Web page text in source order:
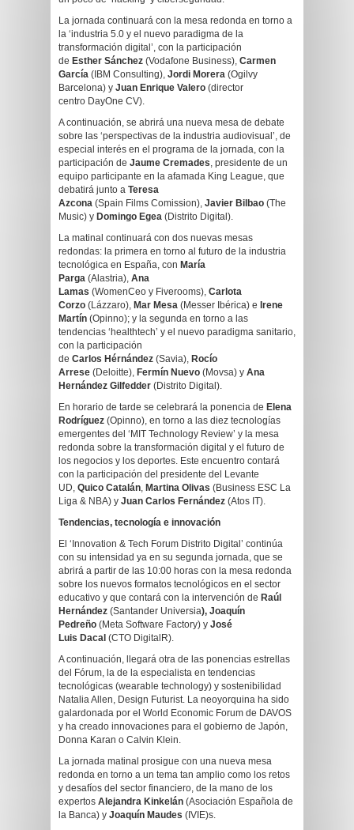
La jornada continuará con la mesa redonda en torno a
la ‘industria 5.0 y el nuevo paradigma de la
transformación digital’, con la participación
de Esther Sánchez (Vodafone Business), Carmen
García (IBM Consulting), Jordi Morera (Ogilvy
Barcelona) y Juan Enrique Valero (director
centro DayOne CV).
A continuación, se abrirá una nueva mesa de debate
sobre las ‘perspectivas de la industria audiovisual’, de
especial interés en el programa de la jornada, con la
participación de Jaume Cremades, presidente de un
equipo participante en la afamada King League, que
debatirá junto a Teresa
Azcona (Spain Films Comission), Javier Bilbao (The
Music) y Domingo Egea (Distrito Digital).
La matinal continuará con dos nuevas mesas
redondas: la primera en torno al futuro de la industria
tecnológica en España, con María
Parga (Alastria), Ana
Lamas (WomenCeo y Fiverooms), Carlota
Corzo (Lázzaro), Mar Mesa (Messer Ibérica) e Irene
Martín (Opinno); y la segunda en torno a las
tendencias ‘healthtech’ y el nuevo paradigma sanitario,
con la participación
de Carlos Hérnández (Savia), Rocío
Arrese (Deloitte), Fermín Nuevo (Movsa) y Ana
Hernández Gilfedder (Distrito Digital).
En horario de tarde se celebrará la ponencia de Elena
Rodríguez (Opinno), en torno a las diez tecnologías
emergentes del ‘MIT Technology Review’ y la mesa
redonda sobre la transformación digital y el futuro de
los negocios y los deportes. Este encuentro contará
con la participación del presidente del Levante
UD, Quico Catalán, Martina Olivas (Business ESC La
Liga & NBA) y Juan Carlos Fernández (Atos IT).
Tendencias, tecnología e innovación
El ‘Innovation & Tech Forum Distrito Digital’ continúa
con su intensidad ya en su segunda jornada, que se
abrirá a partir de las 10:00 horas con la mesa redonda
sobre los nuevos formatos tecnológicos en el sector
educativo y que contará con la intervención de Raúl
Hernández (Santander Universia), Joaquín
Pedreño (Meta Software Factory) y José
Luis Dacal (CTO DigitalR).
A continuación, llegará otra de las ponencias estrellas
del Fórum, la de la especialista en tendencias
tecnológicas (wearable technology) y sostenibilidad
Natalia Allen, Design Futurist. La neoyorquina ha sido
galardonada por el World Economic Forum de DAVOS
y ha creado innovaciones para el gobierno de Japón,
Donna Karan o Calvin Klein.
La jornada matinal prosigue con una nueva mesa
redonda en torno a un tema tan amplio como los retos
y desafíos del sector financiero, de la mano de los
expertos Alejandra Kinkelán (Asociación Española de
la Banca) y Joaquín Maudes (IVIE)s.